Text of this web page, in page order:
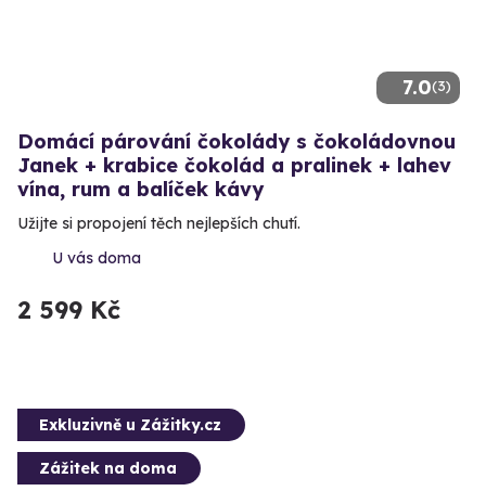
7.0(3)
Domácí párování čokolády s čokoládovnou
Janek + krabice čokolád a pralinek + lahev
vína, rum a balíček kávy
Užijte si propojení těch nejlepších chutí.
U vás doma
2 599 Kč
Exkluzivně u Zážitky.cz
Zážitek na doma